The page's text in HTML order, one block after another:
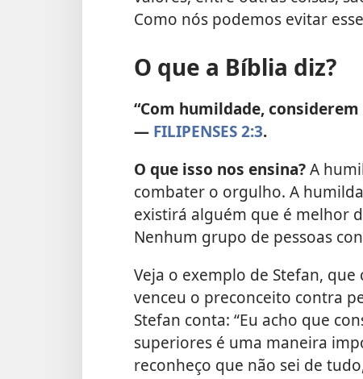
Como nós podemos evitar
O que a Bíblia diz?
“Com humildade,
— FILIPENSES 2:3.
O que isso nos ensina?A
combater o orgulho. A
existirá alguém que é melhor
Nenhum grupo de pessoas
Veja o exemplo de Stefan,
venceu o preconceito contra
Stefan conta: “Eu acho que
superiores é uma maneira
reconheço que não sei de